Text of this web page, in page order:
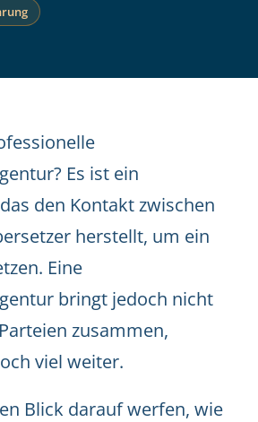
Es ist ein
den Kontakt zwischen
herstellt, um ein
Eine
bringt jedoch nicht
zusammen,
viel weiter.
Blick darauf werfen, wie